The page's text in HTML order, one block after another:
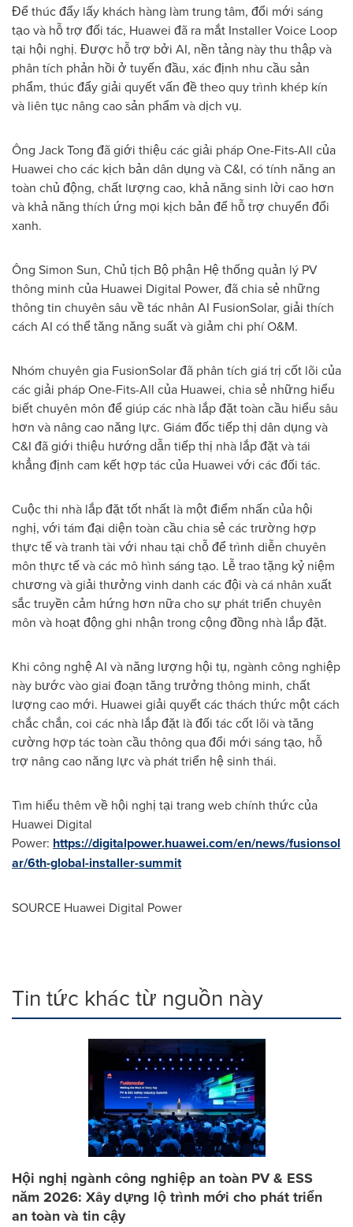
Để thúc đẩy lấy khách hàng làm trung tâm, đổi mới sáng
tạo và hỗ trợ đối tác, Huawei đã ra mắt Installer Voice Loop
tại hội nghị. Được hỗ trợ bởi AI, nền tảng này thu thập và
phân tích phản hồi ở tuyến đầu, xác định nhu cầu sản
phẩm, thúc đẩy giải quyết vấn đề theo quy trình khép kín
và liên tục nâng cao sản phẩm và dịch vụ.
Ông Jack Tong đã giới thiệu các giải pháp One-Fits-All của
Huawei cho các kịch bản dân dụng và C&I, có tính năng an
toàn chủ động, chất lượng cao, khả năng sinh lời cao hơn
và khả năng thích ứng mọi kịch bản để hỗ trợ chuyển đổi
xanh.
Ông Simon Sun, Chủ tịch Bộ phận Hệ thống quản lý PV
thông minh của Huawei Digital Power, đã chia sẻ những
thông tin chuyên sâu về tác nhân AI FusionSolar, giải thích
cách AI có thể tăng năng suất và giảm chi phí O&M.
Nhóm chuyên gia FusionSolar đã phân tích giá trị cốt lõi của
các giải pháp One-Fits-All của Huawei, chia sẻ những hiểu
biết chuyên môn để giúp các nhà lắp đặt toàn cầu hiểu sâu
hơn và nâng cao năng lực. Giám đốc tiếp thị dân dụng và
C&I đã giới thiệu hướng dẫn tiếp thị nhà lắp đặt và tái
khẳng định cam kết hợp tác của Huawei với các đối tác.
Cuộc thi nhà lắp đặt tốt nhất là một điểm nhấn của hội
nghị, với tám đại diện toàn cầu chia sẻ các trường hợp
thực tế và tranh tài với nhau tại chỗ để trình diễn chuyên
môn thực tế và các mô hình sáng tạo. Lễ trao tặng kỷ niệm
chương và giải thưởng vinh danh các đội và cá nhân xuất
sắc truyền cảm hứng hơn nữa cho sự phát triển chuyên
môn và hoạt động ghi nhận trong cộng đồng nhà lắp đặt.
Khi công nghệ AI và năng lượng hội tụ, ngành công nghiệp
này bước vào giai đoạn tăng trưởng thông minh, chất
lượng cao mới. Huawei giải quyết các thách thức một cách
chắc chắn, coi các nhà lắp đặt là đối tác cốt lõi và tăng
cường hợp tác toàn cầu thông qua đổi mới sáng tạo, hỗ
trợ nâng cao năng lực và phát triển hệ sinh thái.
Tìm hiểu thêm về hội nghị tại trang web chính thức của
Huawei Digital
Power: https://digitalpower.huawei.com/en/news/fusionsol
ar/6th-global-installer-summit
SOURCE Huawei Digital Power
Tin tức khác từ nguồn này
Hội nghị ngành công nghiệp an toàn PV & ESS
năm 2026: Xây dựng lộ trình mới cho phát triển
an toàn và tin cậy